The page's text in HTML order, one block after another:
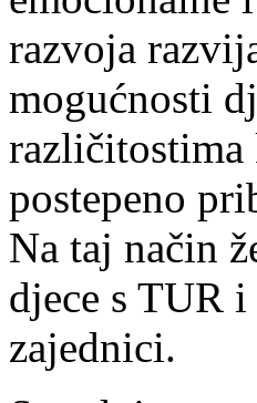
razvoja
mogućnosti
različitostima
postepeno
Na taj način
djece s TUR
zajednici.